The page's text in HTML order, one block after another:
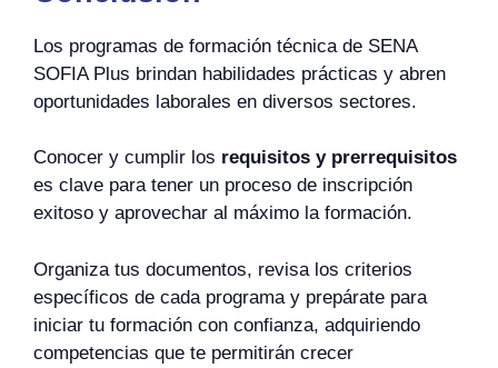
Los programas de formación técnica de SENA
SOFIA Plus brindan habilidades prácticas y abren
oportunidades laborales en diversos sectores.
Conocer y cumplir los requisitos y prerrequisitos
es clave para tener un proceso de inscripción
exitoso y aprovechar al máximo la formación.
Organiza tus documentos, revisa los criterios
específicos de cada programa y prepárate para
iniciar tu formación con confianza, adquiriendo
competencias que te permitirán crecer